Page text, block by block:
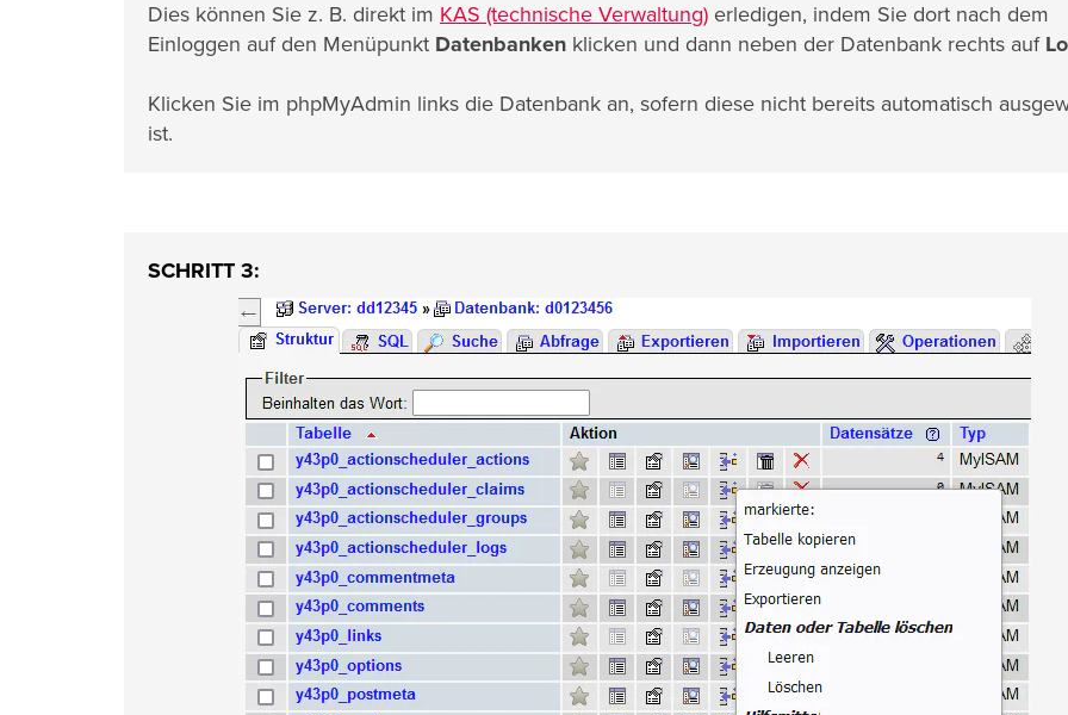
Dies können Sie z. B. direkt im KAS (technische Verwaltung) erledigen, indem Sie dort nach dem
Einloggen auf den Menüpunkt Datenbanken klicken und dann neben der Datenbank rechts auf
Klicken Sie im phpMyAdmin links die Datenbank an, sofern diese nicht bereits automatisch
ist.
SCHRITT 3: